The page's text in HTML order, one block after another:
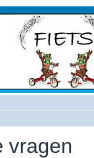
vragen